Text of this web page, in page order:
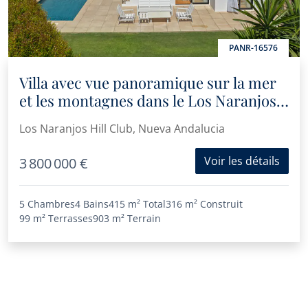
PANR-16576
Villa avec vue panoramique sur la mer
et les montagnes dans le Los Naranjos
Hill Club
Los Naranjos Hill Club, Nueva Andalucia
3 800 000 € Voir les détails
5 Chambres4 Bains415 m² Total316 m² Construit
99 m² Terrasses903 m² Terrain